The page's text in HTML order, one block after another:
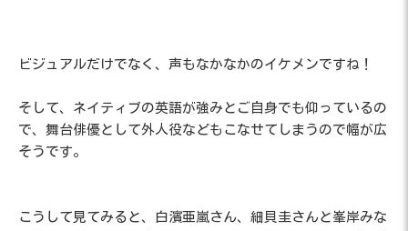
ビジュアルだけでなく、声もなかなかのイケメンですね！
そして、ネイティブの英語が強みとご自身でも仰っているの
で、舞台俳優として外人役などもこなせてしまうので幅が広
そうです。
こうして見てみると、白濱亜嵐さん、細貝圭さんと峯岸みな